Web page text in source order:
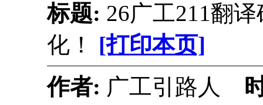
标题: 26广工211翻
化！ [打印本页]
作者: 广工引路人